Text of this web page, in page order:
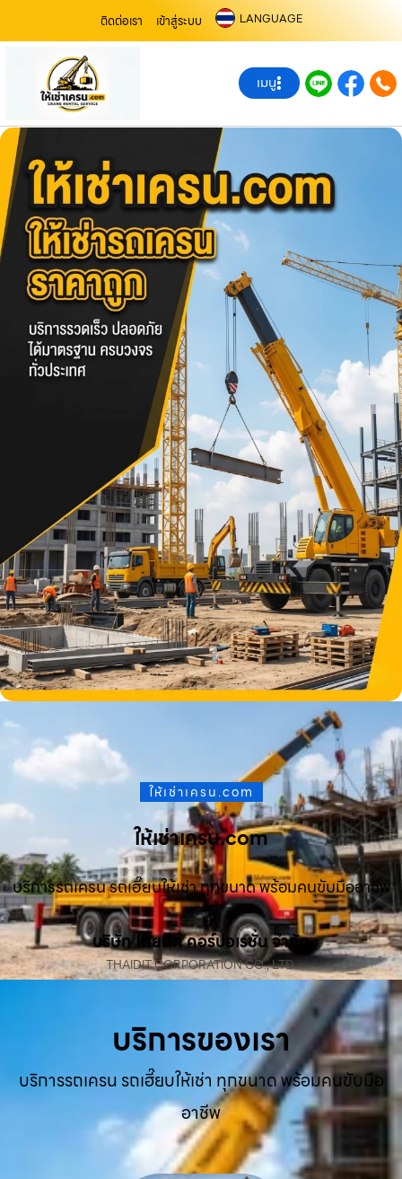
ติดต่อเรา เข้าสู่ระบบ LANGUAGE
เมนู
ให้เช่าเครน.com
ให้เช่าเครน.com
บริการรถเครน รถเฮี๊ยบให้เช่า ทุกขนาด พร้อมคนขับมืออาชีพ
บริษัท ไทยดิท คอร์ปอเรชั่น จำกัด
THAIDIT CORPORATION CO., LTD.
บริการของเรา
บริการรถเครน รถเฮี๊ยบให้เช่า ทุกขนาด พร้อมคนขับมือ
อาชีพ